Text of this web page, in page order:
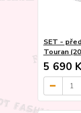
SET -
Touran
5 690